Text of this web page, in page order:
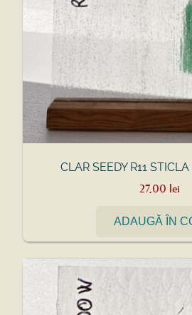
CLAR SEEDY R11
27,00 lei
ADAUGĂ ÎN